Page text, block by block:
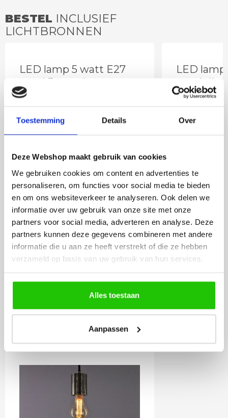
Toestemming Details Over
Deze Webshop maakt gebruik van cookies
We gebruiken cookies om content en advertenties te
personaliseren, om functies voor social media te bieden
en om ons websiteverkeer te analyseren. Ook delen we
informatie over uw gebruik van onze site met onze
partners voor social media, adverteren en analyse. Deze
partners kunnen deze gegevens combineren met andere
informatie die u aan ze heeft verstrekt of die ze hebben
verzameld op basis van uw gebruik van hun services.
Alles toestaan
Aanpassen
BESTEL INCLUSIEF
LICHTBRONNEN
LED lamp 5 watt E27
goud 3-standen
22,50
Incl. BTW
LED
goud
goud dimbaar